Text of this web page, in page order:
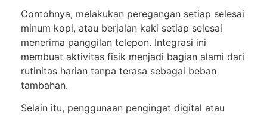
Contohnya, melakukan peregangan setiap selesai
minum kopi, atau berjalan kaki setiap selesai
menerima panggilan telepon. Integrasi ini
membuat aktivitas fisik menjadi bagian alami dari
rutinitas harian tanpa terasa sebagai beban
tambahan.
Selain itu, penggunaan pengingat digital atau